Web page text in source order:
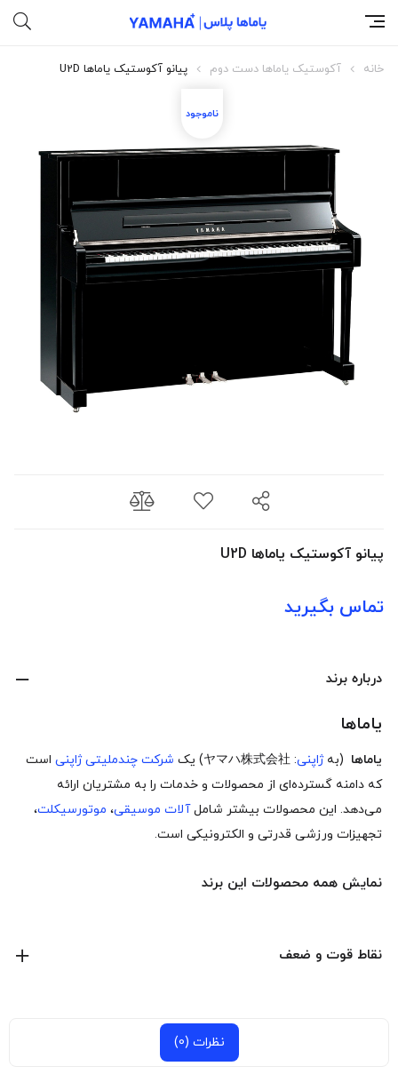
خانه آکوستیک یاماها دست دوم پیانو آکوستیک یاماها U2D
پیانو آکوستیک یاماها U2D
تماس بگیرید
درباره برند
یاماها
یاماها (بهژاپنی:
ヤマハ株式会社) یک شرکت چندملیتی ژاپنی است
که دامنه گسترده‌ای از محصولات و خدمات را به مشتریان ارائه
می‌دهد. این محصولات بیشتر شاملآلات موسیقی، موتورسیکلت،
تجهیزات ورزشی قدرتی و الکترونیکی است.
نمایش همه محصولات این برند
نقاط قوت و ضعف
نظرات (0)